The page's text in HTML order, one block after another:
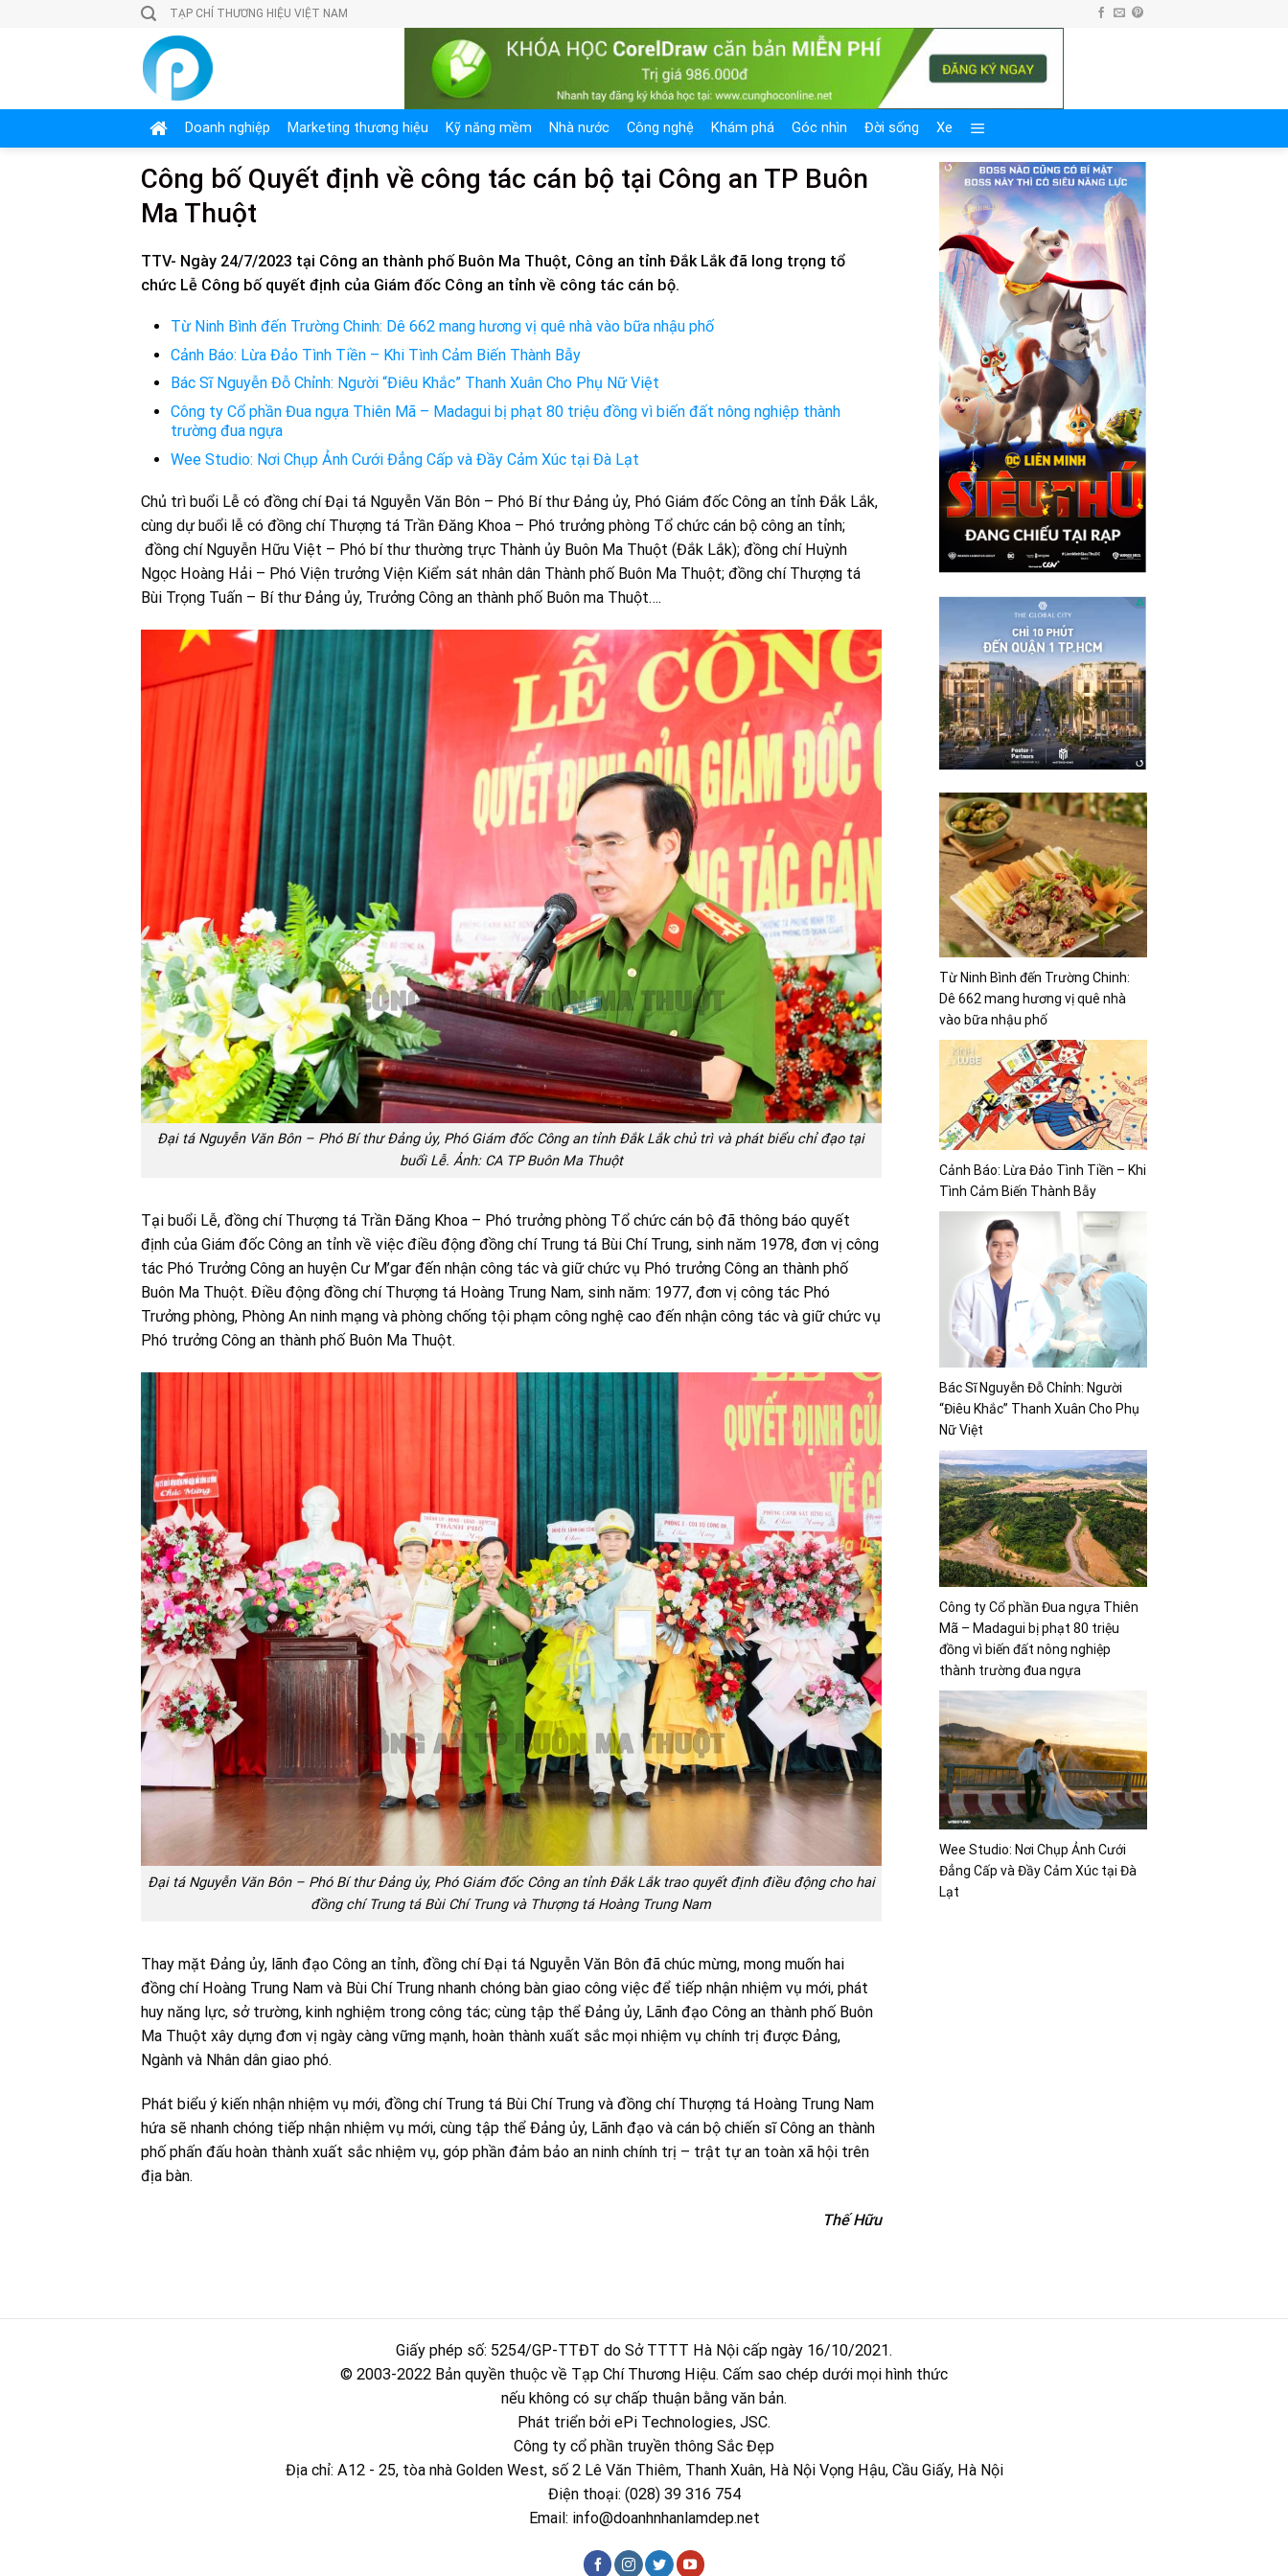
TẠP CHÍ THƯƠNG HIỆU VIỆT NAM
Doanh nghiệp Marketing thương hiệu Kỹ năng mềm Nhà nước Công nghệ Khám phá Góc nhìn Đời sống Xe
Công bố Quyết định về công tác cán bộ tại Công an TP Buôn
Ma Thuột
TTV- Ngày 24/7/2023 tại Công an thành phố Buôn Ma Thuột, Công an tỉnh Đắk Lắk đã long trọng tổ
chức Lễ Công bố quyết định của Giám đốc Công an tỉnh về công tác cán bộ.
Từ Ninh Bình đến Trường Chinh: Dê 662 mang hương vị quê nhà vào bữa nhậu phố
Cảnh Báo: Lừa Đảo Tình Tiền – Khi Tình Cảm Biến Thành Bẫy
Bác Sĩ Nguyễn Đỗ Chỉnh: Người “Điêu Khắc” Thanh Xuân Cho Phụ Nữ Việt
Công ty Cổ phần Đua ngựa Thiên Mã – Madagui bị phạt 80 triệu đồng vì biến đất nông nghiệp thành
trường đua ngựa
Wee Studio: Nơi Chụp Ảnh Cưới Đẳng Cấp và Đầy Cảm Xúc tại Đà Lạt
Chủ trì buổi Lễ có đồng chí Đại tá Nguyễn Văn Bôn – Phó Bí thư Đảng ủy, Phó Giám đốc Công an tỉnh Đắk Lắk,
cùng dự buổi lễ có đồng chí Thượng tá Trần Đăng Khoa – Phó trưởng phòng Tổ chức cán bộ công an tỉnh;
đồng chí Nguyễn Hữu Việt – Phó bí thư thường trực Thành ủy Buôn Ma Thuột (Đắk Lắk); đồng chí Huỳnh
Ngọc Hoàng Hải – Phó Viện trưởng Viện Kiểm sát nhân dân Thành phố Buôn Ma Thuột; đồng chí Thượng tá
Bùi Trọng Tuấn – Bí thư Đảng ủy, Trưởng Công an thành phố Buôn ma Thuột….
Đại tá Nguyễn Văn Bôn – Phó Bí thư Đảng ủy, Phó Giám đốc Công an tỉnh Đắk Lắk chủ trì và phát biểu chỉ đạo tại
buổi Lễ. Ảnh: CA TP Buôn Ma Thuột
Tại buổi Lễ, đồng chí Thượng tá Trần Đăng Khoa – Phó trưởng phòng Tổ chức cán bộ đã thông báo quyết
định của Giám đốc Công an tỉnh về việc điều động đồng chí Trung tá Bùi Chí Trung, sinh năm 1978, đơn vị công
tác Phó Trưởng Công an huyện Cư M’gar đến nhận công tác và giữ chức vụ Phó trưởng Công an thành phố
Buôn Ma Thuột. Điều động đồng chí Thượng tá Hoàng Trung Nam, sinh năm: 1977, đơn vị công tác Phó
Trưởng phòng, Phòng An ninh mạng và phòng chống tội phạm công nghệ cao đến nhận công tác và giữ chức vụ
Phó trưởng Công an thành phố Buôn Ma Thuột.
Đại tá Nguyễn Văn Bôn – Phó Bí thư Đảng ủy, Phó Giám đốc Công an tỉnh Đắk Lắk trao quyết định điều động cho hai
đồng chí Trung tá Bùi Chí Trung và Thượng tá Hoàng Trung Nam
Thay mặt Đảng ủy, lãnh đạo Công an tỉnh, đồng chí Đại tá Nguyễn Văn Bôn đã chúc mừng, mong muốn hai
đồng chí Hoàng Trung Nam và Bùi Chí Trung nhanh chóng bàn giao công việc để tiếp nhận nhiệm vụ mới, phát
huy năng lực, sở trường, kinh nghiệm trong công tác; cùng tập thể Đảng ủy, Lãnh đạo Công an thành phố Buôn
Ma Thuột xây dựng đơn vị ngày càng vững mạnh, hoàn thành xuất sắc mọi nhiệm vụ chính trị được Đảng,
Ngành và Nhân dân giao phó.
Phát biểu ý kiến nhận nhiệm vụ mới, đồng chí Trung tá Bùi Chí Trung và đồng chí Thượng tá Hoàng Trung Nam
hứa sẽ nhanh chóng tiếp nhận nhiệm vụ mới, cùng tập thể Đảng ủy, Lãnh đạo và cán bộ chiến sĩ Công an thành
phố phấn đấu hoàn thành xuất sắc nhiệm vụ, góp phần đảm bảo an ninh chính trị – trật tự an toàn xã hội trên
địa bàn.
Thế Hữu
Từ Ninh Bình đến Trường Chinh:
Dê 662 mang hương vị quê nhà
vào bữa nhậu phố
Cảnh Báo: Lừa Đảo Tình Tiền – Khi
Tình Cảm Biến Thành Bẫy
Bác Sĩ Nguyễn Đỗ Chỉnh: Người
“Điêu Khắc” Thanh Xuân Cho Phụ
Nữ Việt
Công ty Cổ phần Đua ngựa Thiên
Mã – Madagui bị phạt 80 triệu
đồng vì biến đất nông nghiệp
thành trường đua ngựa
Wee Studio: Nơi Chụp Ảnh Cưới
Đẳng Cấp và Đầy Cảm Xúc tại Đà
Lạt
Giấy phép số: 5254/GP-TTĐT do Sở TTTT Hà Nội cấp ngày 16/10/2021.
© 2003-2022 Bản quyền thuộc về Tạp Chí Thương Hiệu. Cấm sao chép dưới mọi hình thức
nếu không có sự chấp thuận bằng văn bản.
Phát triển bởi ePi Technologies, JSC.
Công ty cổ phần truyền thông Sắc Đẹp
Địa chỉ: A12 - 25, tòa nhà Golden West, số 2 Lê Văn Thiêm, Thanh Xuân, Hà Nội Vọng Hậu, Cầu Giấy, Hà Nội
Điện thoại: (028) 39 316 754
Email: info@doanhnhanlamdep.net